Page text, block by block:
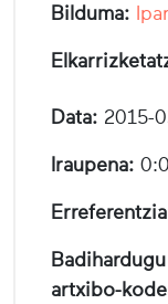
Bilduma:
Data: 2015-
Iraupena:
artxibo-